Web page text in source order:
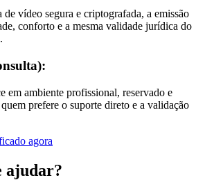
de vídeo segura e criptografada, a emissão
conforto e a mesma validade jurídica do
em ambiente profissional, reservado e
prefere o suporte direto e a validação
agora
ajudar?